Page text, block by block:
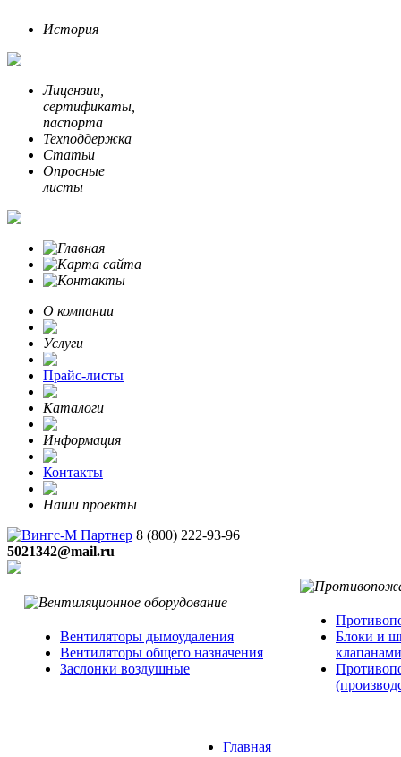
История
Лицензии,
сертификаты,
паспорта
Техподдержка
Статьи
Опросные
листы
О компании
Услуги
Прайс-листы
Каталоги
Информация
Контакты
Наши проекты
8 (800) 222-93-96
5021342@mail.ru
Вентиляторы дымоудаления
Вентиляторы общего назначения
Заслонки воздушные
Блоки и
клапанами
Главная